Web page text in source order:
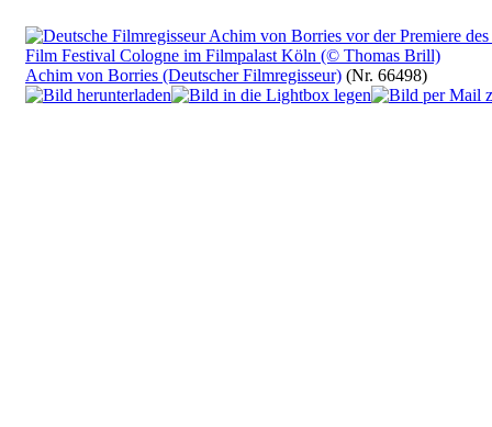
Achim von Borries (Deutscher Filmregisseur) (Nr. 66498)